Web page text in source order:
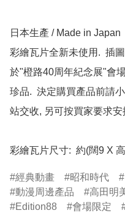
日本生產 / Made in Japan
彩繪瓦片全新未使用.  插
於"橙路40周年紀念展"會
珍品.  決定購買產品前請
站交收, 另可按買家要求安
彩繪瓦片尺寸:  約(闊9 X
經典動畫 昭和時代
動漫周邊產品
高田明
Edition88
會場限定